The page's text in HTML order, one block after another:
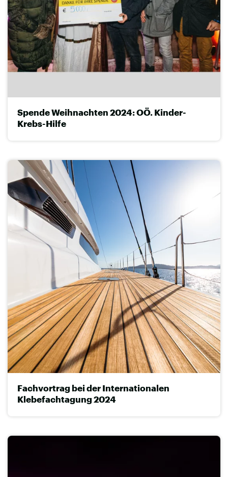
Spende Weihnachten 2024: OÖ. Kinder-
Krebs-Hilfe
Fachvortrag bei der Internationalen
Klebefachtagung 2024